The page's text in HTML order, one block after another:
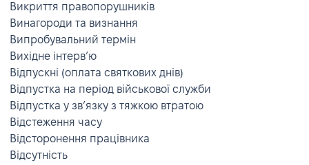
Викриття правопорушників
Винагороди та визнання
Випробувальний термін
Вихідне інтервʼю
Відпускні (оплата святкових днів)
Відпустка на період військової служби
Відпустка у зв’язку з тяжкою втратою
Відстеження часу
Відсторонення працівника
Відсутність